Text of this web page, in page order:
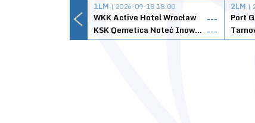
1LM | 2026-09-18 18:00
WKK Active Hotel Wrocław
---
KSK Qemetica Noteć Inowrocław ---
2LM |
Port